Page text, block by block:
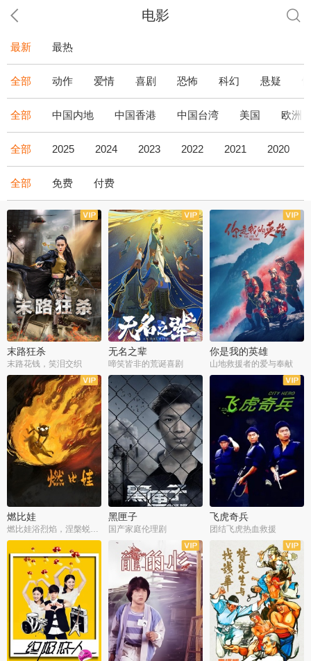
电影
最新 最热
全部 动作 爱情 喜剧 恐怖 科幻 悬疑
全部 中国内地 中国香港 中国台湾 美国 欧洲
全部 2025 2024 2023 2022 2021 2020
全部 免费 付费
末路狂杀
末路花钱，笑泪交织
无名之辈
啼笑皆非的荒诞喜剧
你是我的英雄
山地救援者的爱与奉献
燃比娃
燃比娃浴烈焰，涅槃蜕变成人
黑匣子
国产家庭伦理剧
飞虎奇兵
团结飞虎热血救援